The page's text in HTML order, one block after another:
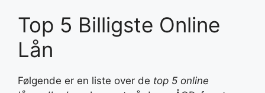
Top 5 Billigste Online
Lån
Følgende er en liste over de top 5 online